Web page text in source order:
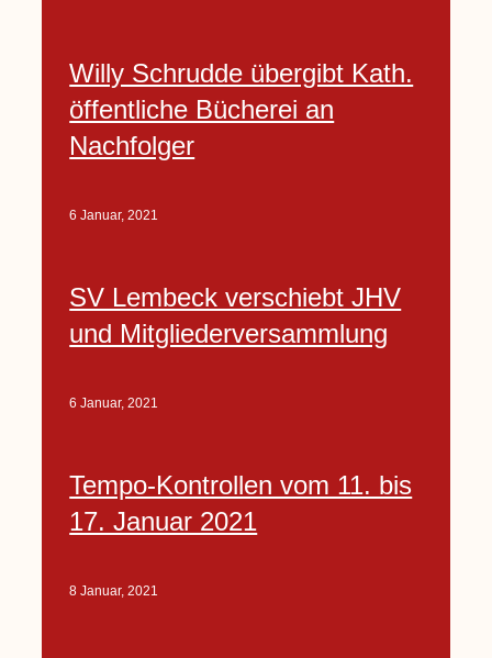
Willy Schrudde übergibt Kath.
öffentliche Bücherei an
Nachfolger
6 Januar, 2021
SV Lembeck verschiebt JHV
und Mitgliederversammlung
6 Januar, 2021
Tempo-Kontrollen vom 11. bis
17. Januar 2021
8 Januar, 2021